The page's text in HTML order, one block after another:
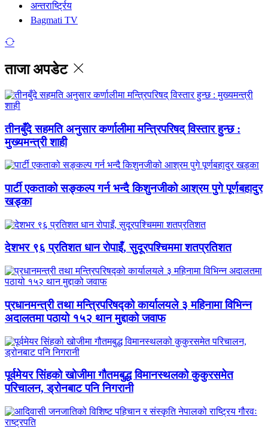
अन्तरार्ष्ट्रिय
Bagmati TV
ताजा अपडेट
तीनबुँदे सहमति अनुसार कर्णालीमा मन्त्रिपरिषद् विस्तार हुन्छ :
मुख्यमन्त्री शाही
पार्टी एकताको सङ्कल्प गर्न भन्दै किशुनजीको आश्रम पुगे पूर्णबहादुर
खड्का
देशभर ९६ प्रतिशत धान रोपाइँ, सुदूरपश्चिममा शतप्रतिशत
प्रधानमन्त्री तथा मन्त्रिपरिषद्को कार्यालयले ३ महिनामा विभिन्न
अदालतमा पठायो १५२ थान मुद्दाको जवाफ
पूर्वमेयर सिंहको खोजीमा गौतमबुद्ध विमानस्थलको कुकुरसमेत
परिचालन, ड्रोनबाट पनि निगरानी